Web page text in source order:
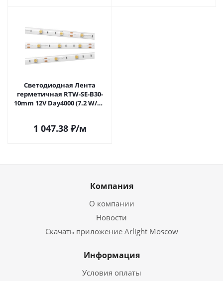
Светодиодная Лента
герметичная RTW-SE-B30-
10mm 12V Day4000 (7.2 W/m,
Самаре
1 047.38₽/м
Компания
О компании
Новости
Скачать приложение Arlight Moscow
Информация
Условия оплаты